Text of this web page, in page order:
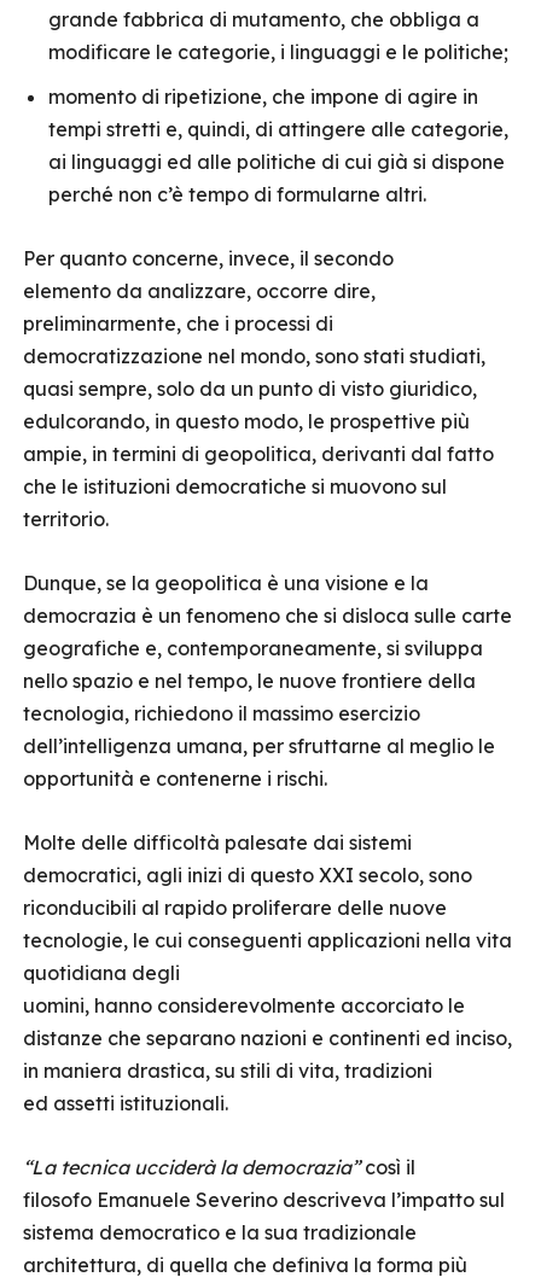
grande fabbrica di mutamento, che obbliga a
modificare le categorie, i linguaggi e le politiche;
momento di ripetizione, che impone di agire in
tempi stretti e, quindi, di attingere alle categorie,
ai linguaggi ed alle politiche di cui già si dispone
perché non c’è tempo di formularne altri.
Per quanto concerne, invece, il secondo
elemento da analizzare, occorre dire,
preliminarmente, che i processi di
democratizzazione nel mondo, sono stati studiati,
quasi sempre, solo da un punto di visto giuridico,
edulcorando, in questo modo, le prospettive più
ampie, in termini di geopolitica, derivanti dal fatto
che le istituzioni democratiche si muovono sul
territorio.
Dunque, se la geopolitica è una visione e la
democrazia è un fenomeno che si disloca sulle carte
geografiche e, contemporaneamente, si sviluppa
nello spazio e nel tempo, le nuove frontiere della
tecnologia, richiedono il massimo esercizio
dell’intelligenza umana, per sfruttarne al meglio le
opportunità e contenerne i rischi.
Molte delle difficoltà palesate dai sistemi
democratici, agli inizi di questo XXI secolo, sono
riconducibili al rapido proliferare delle nuove
tecnologie, le cui conseguenti applicazioni nella vita
quotidiana degli
uomini, hanno considerevolmente accorciato le
distanze che separano nazioni e continenti ed inciso,
in maniera drastica, su stili di vita, tradizioni
ed assetti istituzionali.
“La tecnica ucciderà la democrazia”così il
filosofo Emanuele Severino descriveva l’impatto sul
sistema democratico e la sua tradizionale
architettura, di quella che definiva la forma più